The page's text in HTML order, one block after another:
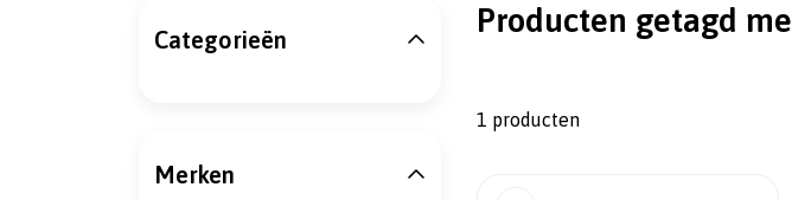
Producten getagd
1 producten
Categorieën
Merken